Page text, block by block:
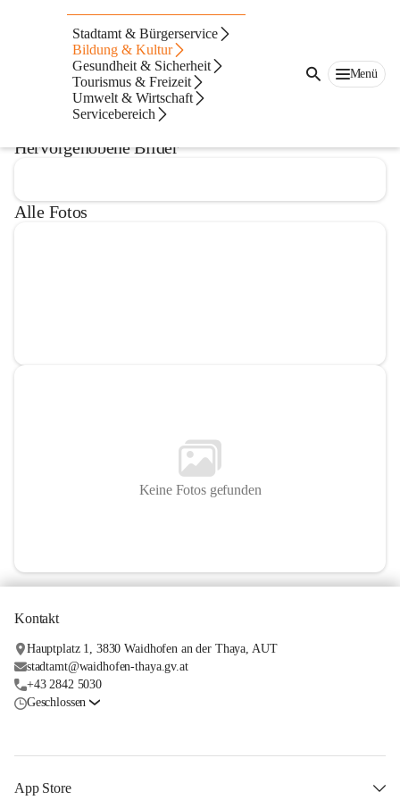
Stadtamt & Bürgerservice
Bildung & Kultur
Gesundheit & Sicherheit
Tourismus & Freizeit
Umwelt & Wirtschaft
Servicebereich
Menü
PTS Waidhofen an der Thaya
@pts-waidhofen-an-der-thaya
Polytechnische Schule
In CITIES öffnen
Hervorgehobene Bilder
Alle Fotos
Keine Fotos gefunden
Kontakt
Hauptplatz 1, 3830 Waidhofen an der Thaya, AUT
stadtamt@waidhofen-thaya.gv.at
+43 2842 5030
Geschlossen
App Store